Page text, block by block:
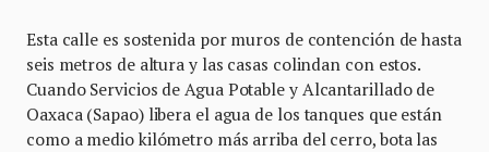
Esta calle es sostenida por muros de contención de hasta
seis metros de altura y las casas colindan con estos.
Cuando Servicios de Agua Potable y Alcantarillado de
Oaxaca (Sapao) libera el agua de los tanques que están
como a medio kilómetro más arriba del cerro, bota las